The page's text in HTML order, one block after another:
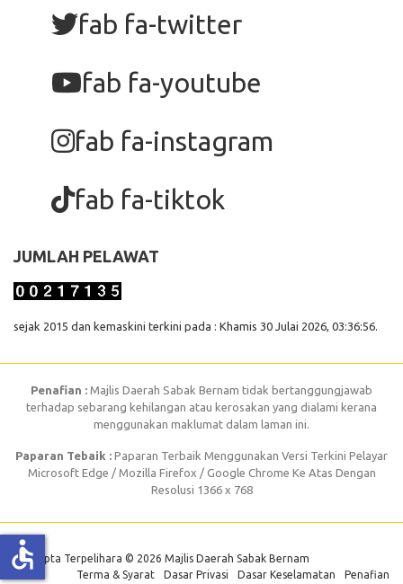
fab fa-twitter
fab fa-youtube
fab fa-instagram
fab fa-tiktok
JUMLAH PELAWAT
sejak 2015 dan kemaskini terkini pada : Khamis 30 Julai 2026, 03:36:56.
Penafian : Majlis Daerah Sabak Bernam tidak bertanggungjawab
terhadap sebarang kehilangan atau kerosakan yang dialami kerana
menggunakan maklumat dalam laman ini.
Paparan Tebaik : Paparan Terbaik Menggunakan Versi Terkini Pelayar
Microsoft Edge / Mozilla Firefox / Google Chrome Ke Atas Dengan
Resolusi 1366 x 768
Hak Cipta Terpelihara © 2026 Majlis Daerah Sabak Bernam
Terma & Syarat
Dasar Privasi Dasar Keselamatan Penafian
accessible